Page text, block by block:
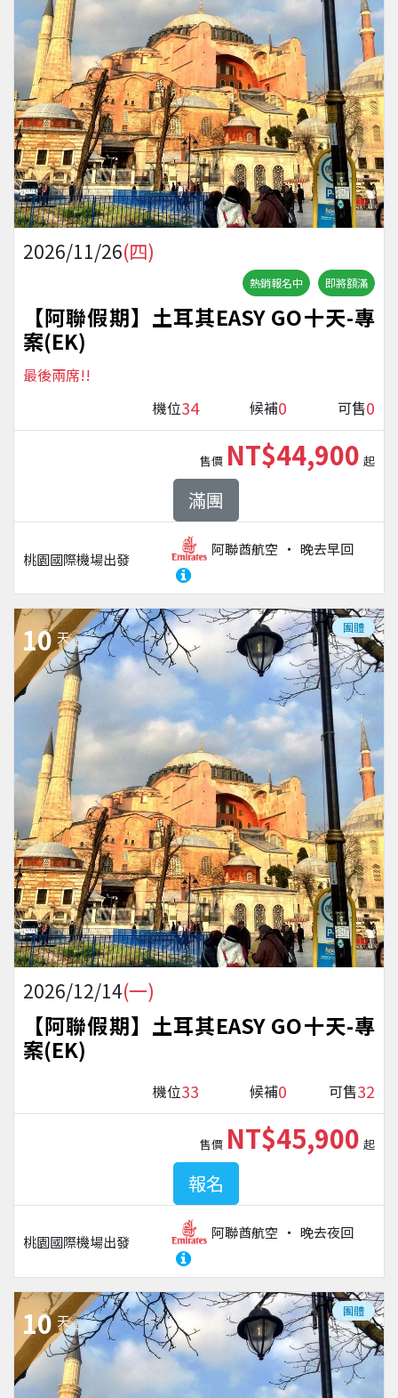
2026/11/26(四)
熱銷報名中 即將額滿
【阿聯假期】土耳其EASY GO十天-專
案(EK)
最後兩席!!
機位34 候補0 可售0
桃園國際機場出發
阿聯酋航空 晚去早回
售價 NT$44,900 起
滿團
10 天
團體
2026/12/14(一)
【阿聯假期】土耳其EASY GO十天-專
案(EK)
機位33 候補0 可售32
桃園國際機場出發
阿聯酋航空 晚去夜回
售價 NT$45,900 起
報名
10 天
團體